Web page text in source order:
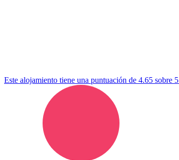
Este alojamiento tiene una puntuación de 4.65 sobre 5